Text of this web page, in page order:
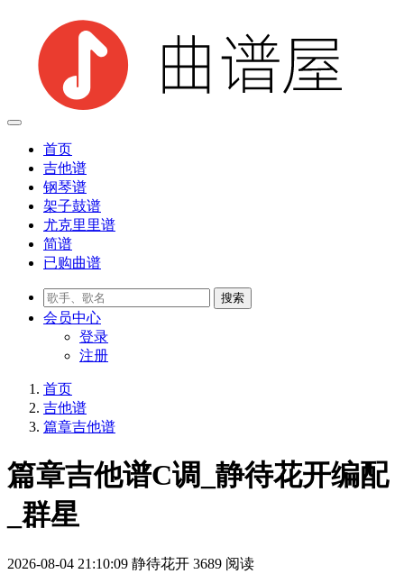
首页
吉他谱
钢琴谱
架子鼓谱
尤克里里谱
简谱
已购曲谱
会员中心
登录
注册
首页
吉他谱
篇章吉他谱
篇章吉他谱C调_静待花开编配
_群星
2026-08-04 21:10:09 静待花开 3689 阅读